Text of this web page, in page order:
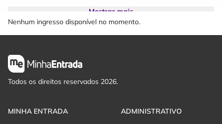
cultura.
E para 2026, estamos preparando tudo com o mesmo carinho e
dedicação, para levar a comunidade caxiense e aos turistas que
Nossos desfiles são um show, contando com Trilha sonora da
orquestra de sopro com solistas convidados, tornando esse
Mostrar mais
Nenhum ingresso disponível no momento.
Todos os direitos reservados 2026.
MINHA ENTRADA
ADMINISTRATIVO